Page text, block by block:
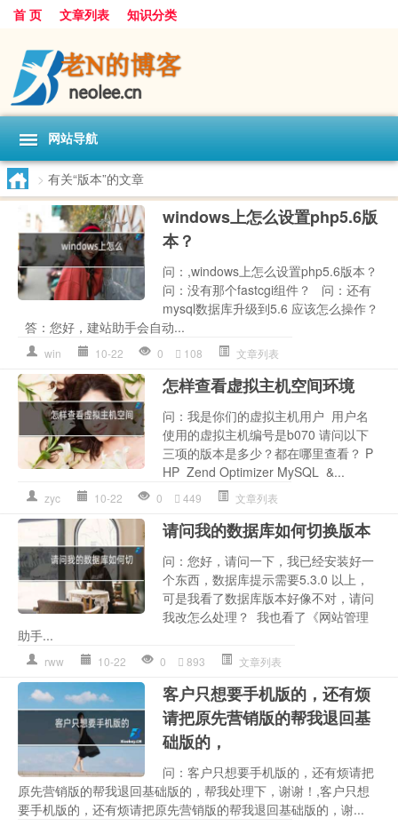
首 页 文章列表 知识分类
网站导航
> 有关“版本”的文章
windows上怎么设置php5.6版
本？
问：,windows上怎么设置php5.6版本？
问：没有那个fastcgi组件？ 问：还有
mysql数据库升级到5.6 应该怎么操作？
答：您好，建站助手会自动...
win 10-22 0 108 文章列表
怎样查看虚拟主机空间环境
问：我是你们的虚拟主机用户 用户名
使用的虚拟主机编号是b070 请问以下
三项的版本是多少？都在哪里查看？ P
HP Zend Optimizer MySQL &...
zyc 10-22 0 449 文章列表
请问我的数据库如何切换版本
问：您好，请问一下，我已经安装好一
个东西，数据库提示需要5.3.0 以上，
可是我看了数据库版本好像不对，请问
我改怎么处理？ 我也看了《网站管理
助手...
rww 10-22 0 893 文章列表
客户只想要手机版的，还有烦
请把原先营销版的帮我退回基
础版的，
问：客户只想要手机版的，还有烦请把
原先营销版的帮我退回基础版的，帮我处理下，谢谢！,客户只想
要手机版的，还有烦请把原先营销版的帮我退回基础版的，谢...